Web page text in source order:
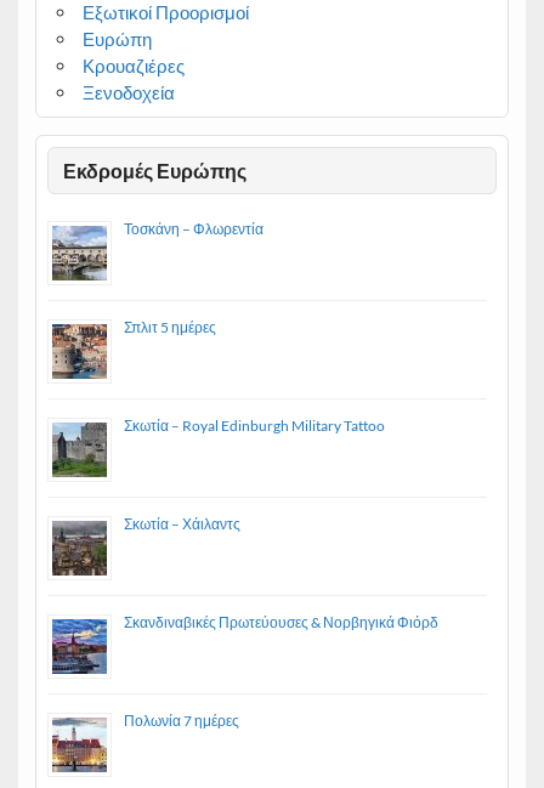
Εξωτικοί Προορισμοί
Ευρώπη
Κρουαζιέρες
Ξενοδοχεία
Εκδρομές Ευρώπης
Τοσκάνη – Φλωρεντία
Σπλιτ 5 ημέρες
Σκωτία – Royal Edinburgh Military Tattoo
Σκωτία – Χάιλαντς
Σκανδιναβικές Πρωτεύουσες & Νορβηγικά Φιόρδ
Πολωνία 7 ημέρες